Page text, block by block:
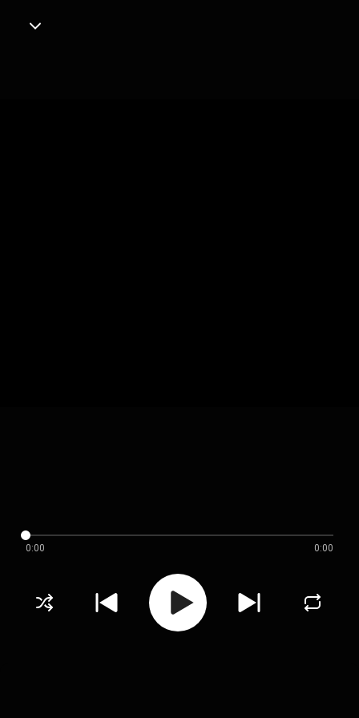
0:00 0:00